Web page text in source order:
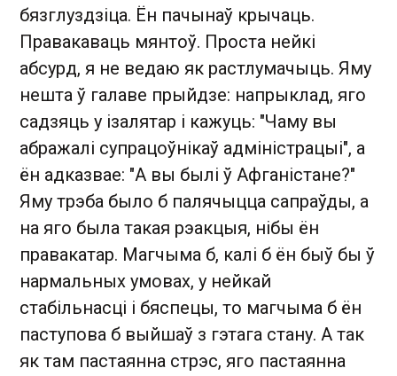
бязглуздзіца. Ён пачынаў крычаць.
Правакаваць мянтоў. Проста нейкі
абсурд, я не ведаю як растлумачыць. Яму
нешта ў галаве прыйдзе: напрыклад, яго
садзяць у ізалятар і кажуць: "Чаму вы
абражалі супрацоўнікаў адміністрацыі", а
ён адказвае: "А вы былі ў Афганістане?"
Яму трэба было б палячыцца сапраўды, а
на яго была такая рэакцыя, нібы ён
правакатар. Магчыма б, калі б ён быў бы ў
нармальных умовах, у нейкай
стабільнасці і бяспецы, то магчыма б ён
паступова б выйшаў з гэтага стану. А так
як там пастаянна стрэс, яго пастаянна